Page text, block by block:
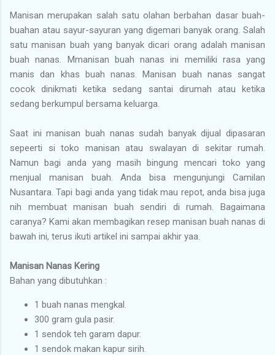
Manisan merupakan salah satu olahan berbahan dasar buah-
buahan atau sayur-sayuran yang digemari banyak orang. Salah
satu manisan buah yang banyak dicari orang adalah manisan
buah nanas. Mmanisan buah nanas ini memiliki rasa yang
manis dan khas buah nanas. Manisan buah nanas sangat
cocok dinikmati ketika sedang santai dirumah atau ketika
sedang berkumpul bersama keluarga.
Saat ini manisan buah nanas sudah banyak dijual dipasaran
sepeerti si toko manisan atau swalayan di sekitar rumah.
Namun bagi anda yang masih bingung mencari toko yang
menjual manisan buah. Anda bisa mengunjungi Camilan
Nusantara. Tapi bagi anda yang tidak mau repot, anda bisa juga
nih membuat manisan buah sendiri di rumah. Bagaimana
caranya? Kami akan membagikan resep manisan buah nanas di
bawah ini, terus ikuti artikel ini sampai akhir yaa.
Manisan Nanas Kering
Bahan yang dibutuhkan :
1 buah nanas mengkal.
300 gram gula pasir.
1 sendok teh garam dapur.
1 sendok makan kapur sirih.